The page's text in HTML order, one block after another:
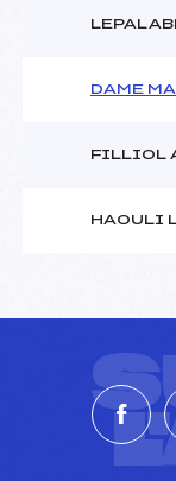
DAME
FILLIOL
HAOULI